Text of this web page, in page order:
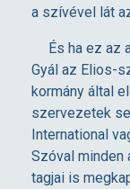
K
Ő
K
E
a szívével lát
És ha ez az
Gyál az Elios-
kormány által
szervezetek
International
Szóval minden
tagjai is